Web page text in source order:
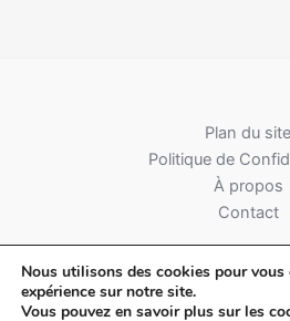
Plan du site
Politique de
À propos
Contact
Nous utilisons des cookies pour
expérience sur notre site.
Vous pouvez en savoir plus sur les